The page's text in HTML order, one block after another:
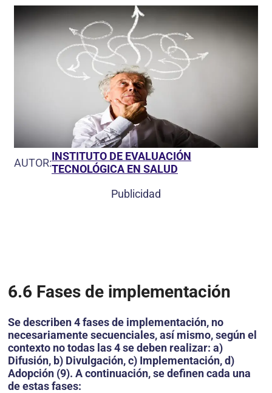
AUTOR:INSTITUTO DE EVALUACIÓN
TECNOLÓGICA EN SALUD
Publicidad
6.6 Fases de implementación
Se describen 4 fases de implementación, no
necesariamente secuenciales, así mismo, según el
contexto no todas las 4 se deben realizar: a)
Difusión, b) Divulgación, c) Implementación, d)
Adopción (9). A continuación, se definen cada una
de estas fases: